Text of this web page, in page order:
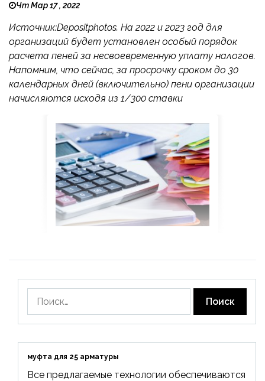
Чт Мар 17 , 2022
Источник:Depositphotos. На 2022 и 2023 год для
организаций будет установлен особый порядок
расчета пеней за несвоевременную уплату налогов.
Напомним, что сейчас, за просрочку сроком до 30
календарных дней (включительно) пени организации
начисляются исходя из 1/300 ставки
муфта для 25 арматуры
Все предлагаемые технологии обеспечиваются